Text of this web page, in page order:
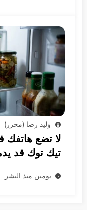
وليد رضا (محرر)
لا تضع هاتفك
تيك توك قد
يومين منذ النشر